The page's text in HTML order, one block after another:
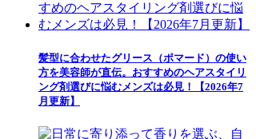
髪型に合わせたグリース（ポマード）の使い
方を美容師が直伝。おすすめのヘアスタイリ
ング剤選びに悩むメンズは必見！【2026年7
月更新】